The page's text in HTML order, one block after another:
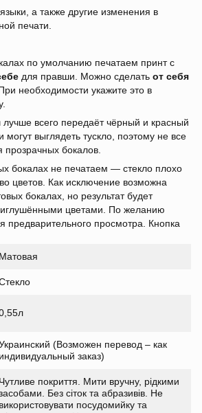
а также другие изменения в
печати.
по умолчанию печатаем принт с
для правши. Можно сделать от себя
необходимости укажите это в
всего передаёт чёрный и красный
могут выглядеть тускло, поэтому не все
бокалов.
бокалах не печатаем — стекло плохо
цветов. Как исключение возможна
бокалах, но результат будет
цветами. По желанию
предварительного просмотра. Кнопка
Матовая
(Возможен перевод – как
индивидуальный заказ)
Чутливе покриття. Мити вручну, рідкими
Без сіток та абразивів. Не
використовувати посудомийку та